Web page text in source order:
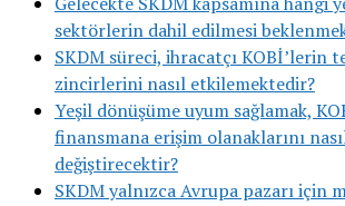
sektörlerin dahil edilmesi
SKDM süreci, ihracatçı KOBİ’lerin
zincirlerini nasıl etkilemektedir?
Yeşil dönüşüme uyum sağlamak,
finansmana erişim olanaklarını
değiştirecektir?
SKDM yalnızca Avrupa pazarı için